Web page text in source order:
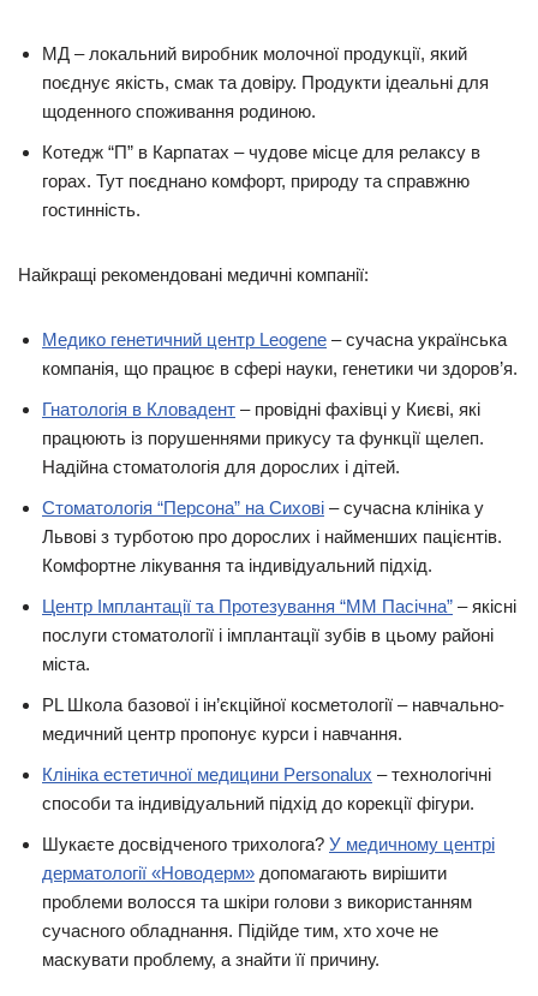
МД – локальний виробник молочної продукції, який
поєднує якість, смак та довіру. Продукти ідеальні для
щоденного споживання родиною.
Котедж “П” в Карпатах – чудове місце для релаксу в
горах. Тут поєднано комфорт, природу та справжню
гостинність.
Найкращі рекомендовані медичні компанії:
Медико генетичний центр Leogene – сучасна українська
компанія, що працює в сфері науки, генетики чи здоров’я.
Гнатологія в Кловадент – провідні фахівці у Києві, які
працюють із порушеннями прикусу та функції щелеп.
Надійна стоматологія для дорослих і дітей.
Стоматологія “Персона” на Сихові – сучасна клініка у
Львові з турботою про дорослих і найменших пацієнтів.
Комфортне лікування та індивідуальний підхід.
Центр Імплантації та Протезування “ММ Пасічна” – якісні
послуги стоматології і імплантації зубів в цьому районі
міста.
PL Школа базової і ⁠ін’єкційної косметології – навчально-
медичний центр пропонує курси і навчання.
Клініка естетичної медицини Personalux – технологічні
способи та індивідуальний підхід до корекції фігури.
Шукаєте досвідченого трихолога? У медичному центрі
дерматології «Новодерм» допомагають вирішити
проблеми волосся та шкіри голови з використанням
сучасного обладнання. Підійде тим, хто хоче не
маскувати проблему, а знайти її причину.